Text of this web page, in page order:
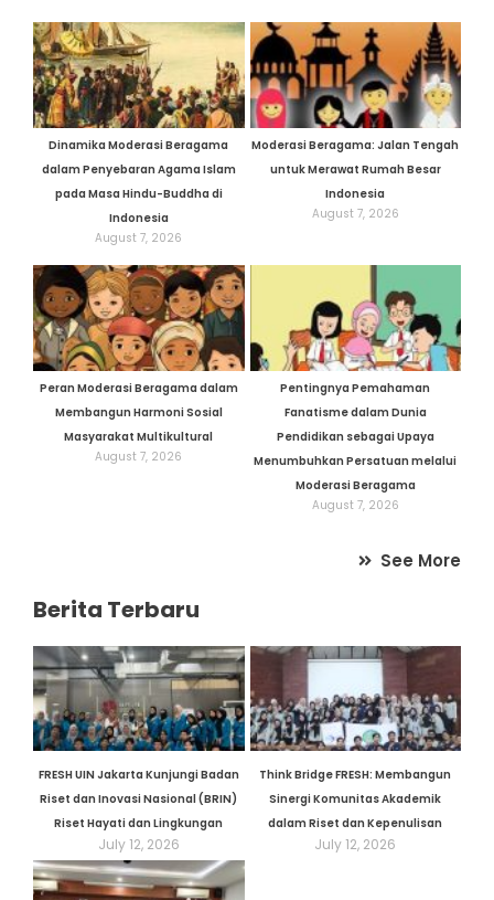
Dinamika Moderasi Beragama
dalam Penyebaran Agama Islam
pada Masa Hindu-Buddha di
Indonesia
August 7, 2026
Moderasi Beragama: Jalan Tengah
untuk Merawat Rumah Besar
Indonesia
August 7, 2026
Peran Moderasi Beragama dalam
Membangun Harmoni Sosial
Masyarakat Multikultural
August 7, 2026
Pentingnya Pemahaman
Fanatisme dalam Dunia
Pendidikan sebagai Upaya
Menumbuhkan Persatuan melalui
Moderasi Beragama
August 7, 2026
See More
Berita Terbaru
FRESH UIN Jakarta Kunjungi Badan
Riset dan Inovasi Nasional (BRIN)
Riset Hayati dan Lingkungan
July 12, 2026
Think Bridge FRESH: Membangun
Sinergi Komunitas Akademik
dalam Riset dan Kepenulisan
July 12, 2026